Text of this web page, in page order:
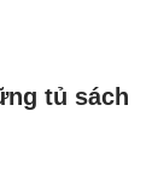
tủ sách